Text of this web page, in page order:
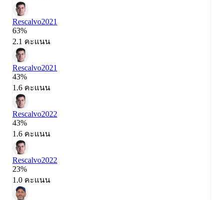
Rescalvo2021
63%
2.1 คะแนน
Rescalvo2021
43%
1.6 คะแนน
Rescalvo2022
43%
1.6 คะแนน
Rescalvo2022
23%
1.0 คะแนน